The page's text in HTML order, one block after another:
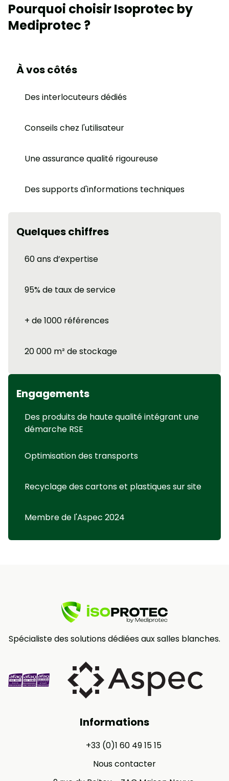
Pourquoi choisir Isoprotec by
Mediprotec ?
À vos côtés
Des interlocuteurs dédiés
Conseils chez l'utilisateur
Une assurance qualité rigoureuse
Des supports d'informations techniques
Quelques chiffres
60 ans d’expertise
95% de taux de service
+ de 1000 références
20 000 m² de stockage
Engagements
Des produits de haute qualité intégrant une
démarche RSE
Optimisation des transports
Recyclage des cartons et plastiques sur site
Membre de l'Aspec 2024
Spécialiste des solutions dédiées aux salles blanches.
Informations
+33 (0)1 60 49 15 15
Nous contacter